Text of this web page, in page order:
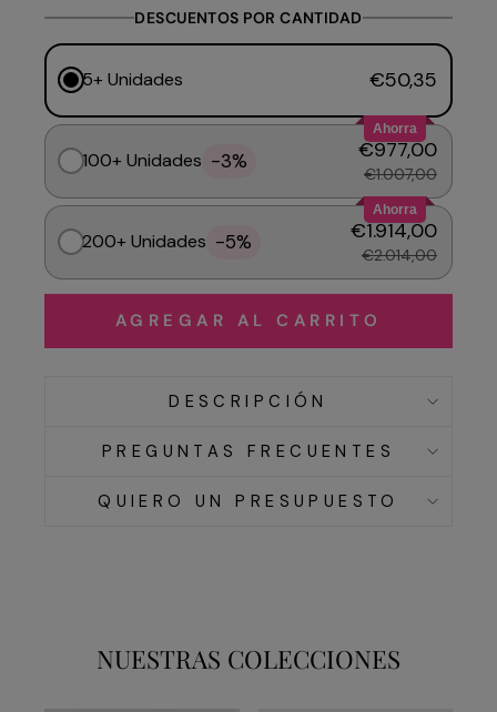
DESCUENTOS POR CANTIDAD
5+ Unidades €50,35
Ahorra
100+ Unidades -3% €977,00
€1.007,00
Ahorra
200+ Unidades -5% €1.914,00
€2.014,00
AGREGAR AL CARRITO
DESCRIPCIÓN
PREGUNTAS FRECUENTES
QUIERO UN PRESUPUESTO
NUESTRAS COLECCIONES